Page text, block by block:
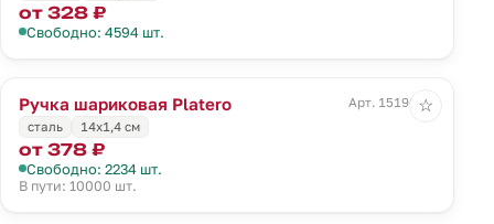
от 328 ₽
Свободно: 4594 шт.
Ручка шариковая Platero
Арт. 15196.00
сталь
14х1,4 см
от 378 ₽
Свободно: 2234 шт.
В пути: 10000 шт.
☆